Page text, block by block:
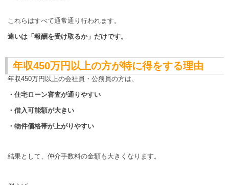
これらはすべて通常通り行われます。
違いは「報酬を受け取るか」だけです。
年収450万円以上の方が特に得をする理由
年収450万円以上の会社員・公務員の方は、
・住宅ローン審査が通りやすい
・借入可能額が大きい
・物件価格帯が上がりやすい
結果として、仲介手数料の金額も大きくなります。